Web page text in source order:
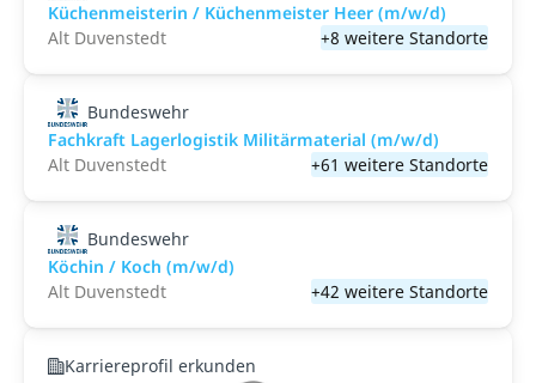
Küchenmeisterin / Küchenmeister Heer (m/w/d)
Alt Duvenstedt
+8 weitere Standorte
Bundeswehr
Fachkraft Lagerlogistik Militärmaterial (m/w/d)
Alt Duvenstedt
+61 weitere Standorte
Bundeswehr
Köchin / Koch (m/w/d)
Alt Duvenstedt
+42 weitere Standorte
Karriereprofil erkunden